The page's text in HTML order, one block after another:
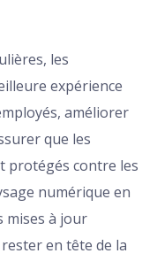
les
expérience
améliorer
que les
protégés contre les
numérique en
mises à jour
en tête de la